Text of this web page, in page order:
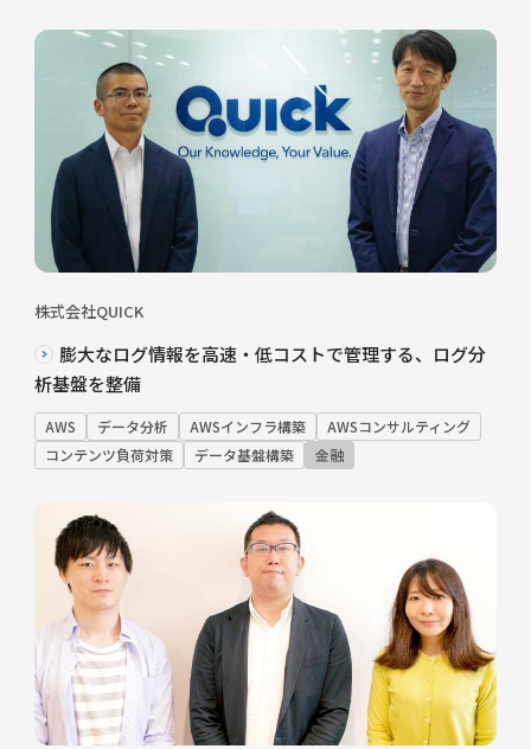
株式会社QUICK
膨大なログ情報を高速・低コストで管理する、ログ分
析基盤を整備
AWS データ分析 AWSインフラ構築
AWSコンサルティング
コンテンツ負荷対策
データ基盤構築 金融